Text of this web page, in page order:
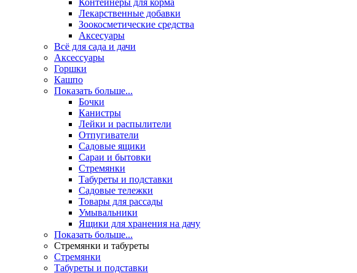
Контейнеры для корма
Лекарственные добавки
Зоокосметические средства
Аксесуары
Всё для сада и дачи
Аксессуары
Горшки
Кашпо
Показать больше...
Бочки
Канистры
Лейки и распылители
Отпугиватели
Садовые ящики
Сараи и бытовки
Стремянки
Табуреты и подставки
Садовые тележки
Товары для рассады
Умывальники
Ящики для хранения на дачу
Показать больше...
Стремянки и табуреты
Стремянки
Табуреты и подставки